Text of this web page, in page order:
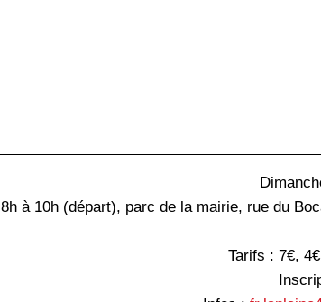
8h à 10h (départ), parc de la mairie, rue du
Tarifs : 7€,